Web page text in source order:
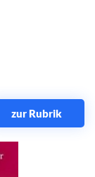
zur Rubrik